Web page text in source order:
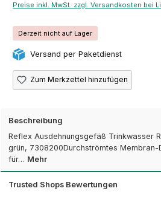
Preise inkl. MwSt. zzgl. Versandkosten bei
Derzeit nicht auf Lager
Versand per Paketdienst
Zum Merkzettel hinzufügen
Beschreibung
Reflex Ausdehnungsgefäß Trinkwasser
grün, 7308200Durchströmtes
für… Mehr
Trusted Shops Bewertungen